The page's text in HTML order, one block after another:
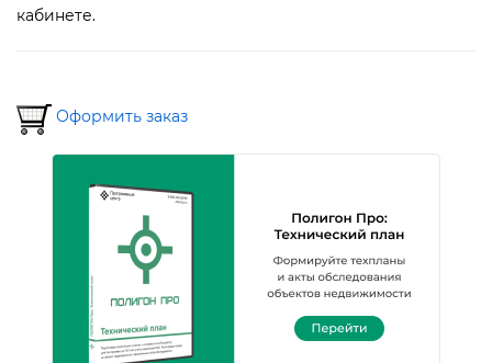
кабинете.
Оформить заказ